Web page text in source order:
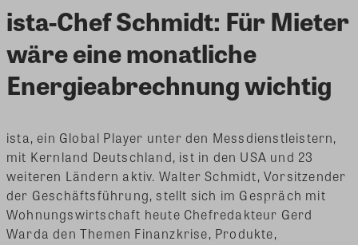
ista-Chef Schmidt: Für Mieter
wäre eine monatliche
Energieabrechnung wichtig
ista, ein Global Player unter den Messdienstleistern,
mit Kernland Deutschland, ist in den USA und 23
weiteren Ländern aktiv. Walter Schmidt, Vorsitzender
der Geschäftsführung, stellt sich im Gespräch mit
Wohnungswirtschaft heute Chefredakteur Gerd
Warda den Themen Finanzkrise, Produkte,